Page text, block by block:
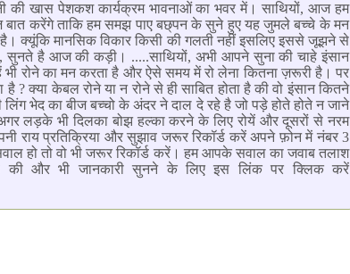
की खास पेशकश कार्यक्रम भावनाओं का भवर में। साथियों, आज हम
बात करेंगे ताकि हम समझ पाए बछ्पन के सुने हुए यह जुमले बच्चे के मन
क्यूंकि मानसिक विकार किसी की गलती नहीं इसलिए इससे जूझने से
है आज की कड़ी। .....साथियों, अभी आपने सुना की चाहे इंसान
रोने का मन करता है और ऐसे समय में रो लेना कितना ज़रूरी है। पर
क्या केबल रोने या न रोने से ही साबित होता है की वो इंसान कितने
भेद का बीज बच्चो के अंदर ने दाल दे रहे है जो पड़े होते होते न जाने
लड़के भी दिलका बोझ हल्का करने के लिए रोयें और दूसरों से नरम
राय प्रतिक्रिया और सुझाव जरूर रिकॉर्ड करें अपने फ़ोन में नंबर 3
हो तो वो भी जरूर रिकॉर्ड करें। हम आपके सवाल का जवाब तलाश
की और भी जानकारी सुनने के लिए इस लिंक पर क्लिक करें